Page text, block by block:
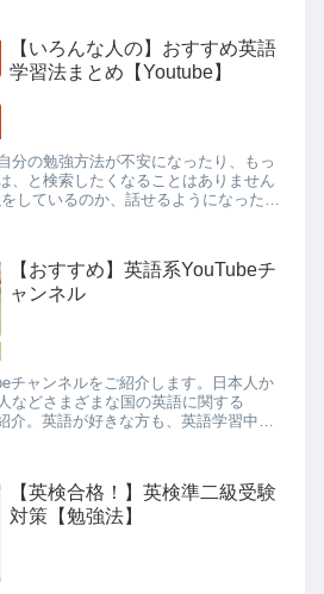
【いろんな人の】おすすめ英語
学習法まとめ【Youtube】
分の勉強方法が不安になったり、もっ
、と検索したくなることはありません
しているのか、話せるようになった人
法を確立させたいけれど、どんな勉強
や、新たな発見が欲しい方はぜひこの
い。
【おすすめ】英語系YouTubeチ
ャンネル
チャンネルをご紹介します。日本人か
などさまざまな国の英語に関する
介。英語が好きな方も、英語学習中の
【英検合格！】英検準二級受験
対策【勉強法】